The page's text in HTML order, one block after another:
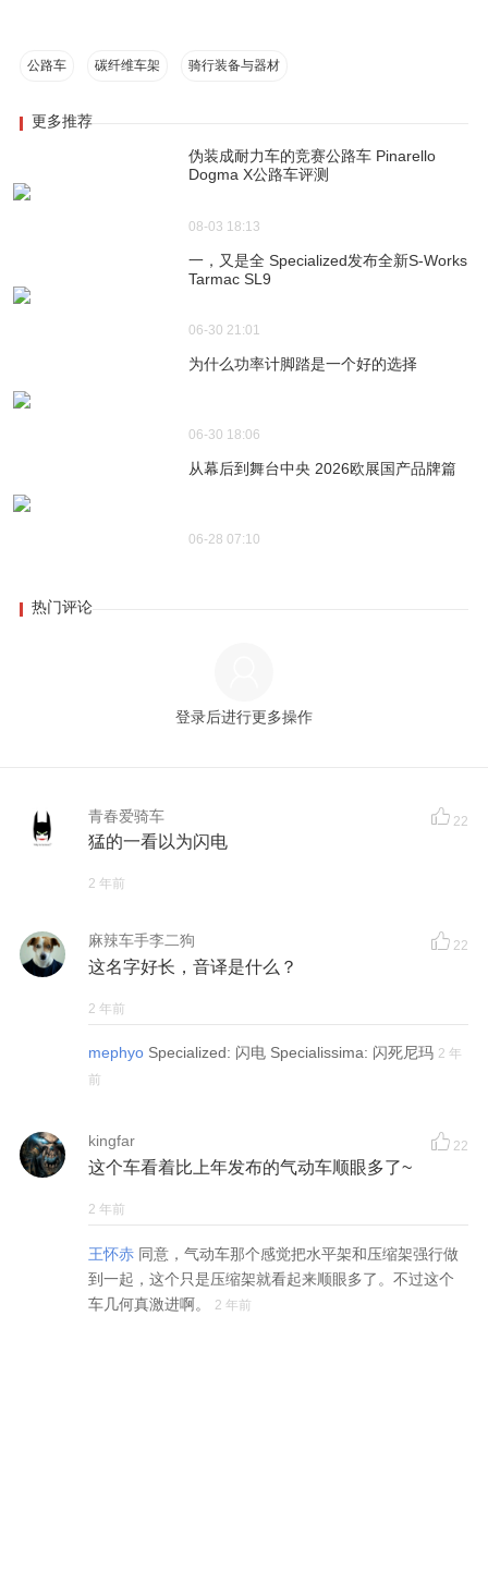
公路车 碳纤维车架 骑行装备与器材
更多推荐
伪装成耐力车的竞赛公路车 Pinarello
Dogma X公路车评测
08-03 18:13
一，又是全 Specialized发布全新S-Works
Tarmac SL9
06-30 21:01
为什么功率计脚踏是一个好的选择
06-30 18:06
从幕后到舞台中央 2026欧展国产品牌篇
06-28 07:10
热门评论
登录后进行更多操作
青春爱骑车 22
猛的一看以为闪电
2 年前
麻辣车手李二狗 22
这名字好长，音译是什么？
2 年前
mephyo Specialized: 闪电 Specialissima: 闪死尼玛 2 年
前
kingfar 22
这个车看着比上年发布的气动车顺眼多了~
2 年前
王怀赤 同意，气动车那个感觉把水平架和压缩架强行做
到一起，这个只是压缩架就看起来顺眼多了。不过这个
车几何真激进啊。
2 年前